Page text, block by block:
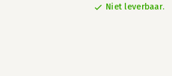
Niet leverbaar.